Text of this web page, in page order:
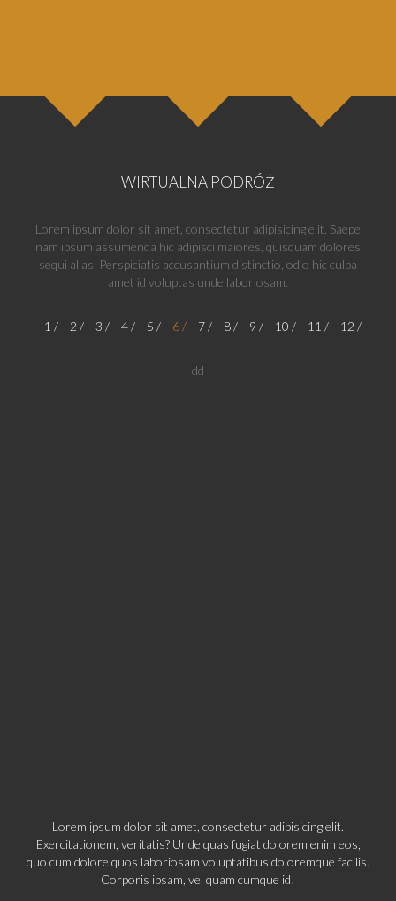
WIRTUALNA PODRÓŻ
Lorem ipsum dolor sit amet, consectetur adipisicing elit. Saepe
nam ipsum assumenda hic adipisci maiores, quisquam dolores
sequi alias. Perspiciatis accusantium distinctio, odio hic culpa
amet id voluptas unde laboriosam.
1 2 3 4 5 6 7 8 9 10 11 12
dd
Lorem ipsum dolor sit amet, consectetur adipisicing elit.
Exercitationem, veritatis? Unde quas fugiat dolorem enim eos,
quo cum dolore quos laboriosam voluptatibus doloremque facilis.
Corporis ipsam, vel quam cumque id!